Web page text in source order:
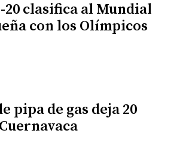
20 clasifica al Mundial
con los Olímpicos
pipa de gas deja 20